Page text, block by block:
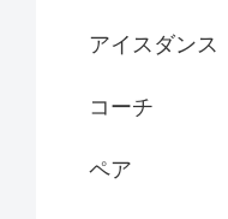
アイスダンス
コーチ
ペア